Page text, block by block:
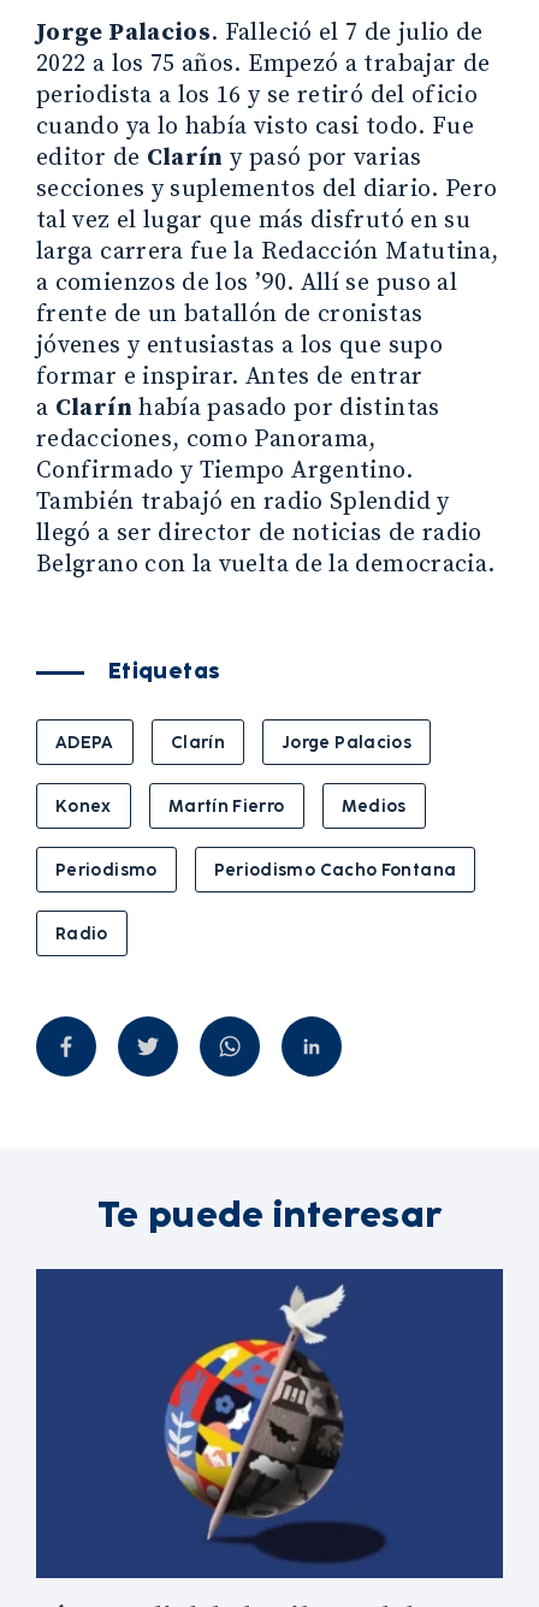
Jorge Palacios. Falleció el 7 de julio de
2022 a los 75 años. Empezó a trabajar de
periodista a los 16 y se retiró del oficio
cuando ya lo había visto casi todo. Fue
editor de Clarín y pasó por varias
secciones y suplementos del diario. Pero
tal vez el lugar que más disfrutó en su
larga carrera fue la Redacción Matutina,
a comienzos de los ’90. Allí se puso al
frente de un batallón de cronistas
jóvenes y entusiastas a los que supo
formar e inspirar. Antes de entrar
a Clarín había pasado por distintas
redacciones, como Panorama,
Confirmado y Tiempo Argentino.
También trabajó en radio Splendid y
llegó a ser director de noticias de radio
Belgrano con la vuelta de la democracia.
Etiquetas
ADEPA Clarín Jorge Palacios
Konex Martín Fierro Medios
Periodismo Periodismo Cacho Fontana
Radio
Te puede interesar